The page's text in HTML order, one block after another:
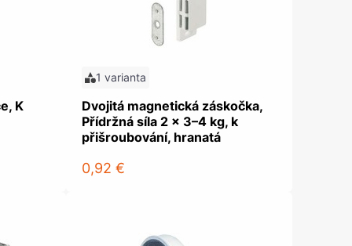
K
1 varianta
Dvojitá magnetická záskočka,
Přídržná síla 2 x 3–4 kg, k
přišroubování, hranatá
0,92 €